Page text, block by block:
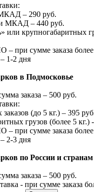
МКАД – 290 руб.
МКАД – 440 руб.
или крупногабаритных
при сумме заказа
1-2 дня
в Подмосковье
заказа – 500 руб.
(до 5 кг.) – 395
грузов (более 5 кг.) -
при сумме заказа
2-3 дня
по России и
заказа – 500 руб.
- при сумме заказа